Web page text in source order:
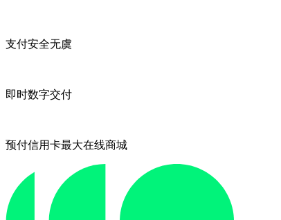
支付安全无虞
即时数字交付
预付信用卡最大在线商城